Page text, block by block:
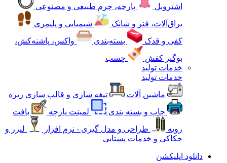
اشتروبل
پارچه، چرم طبیعی و مصنوعی
یراق‌آلات، فنر و شانک
شیمیایی و پلیمری
کفی و قدک
بسته‌بندی
واکس، پاشنه‌کش،
بوگیر کفش
چسب
خدمات تولید
خدمات تولید
ماشین آلات
تیغه سازی و قالب سازی زیره
چاپ و بسته بندی
لمینت پارچه
بافت
رویه
طراحی و مدل گیری - نرم افزار
لیزر و
حکاکی و خدمات پستایی
دانلود اپلیکشن